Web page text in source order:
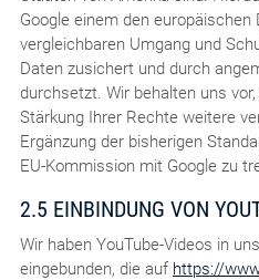
Google einem den europäischen
vergleichbaren Umgang und
Daten zusichert und durch
durchsetzt. Wir behalten uns
Stärkung Ihrer Rechte weitere
Ergänzung der bisherigen
EU-Kommission mit Google zu
2.5 EINBINDUNG VON
Wir haben YouTube-Videos in
eingebunden, die auf https://